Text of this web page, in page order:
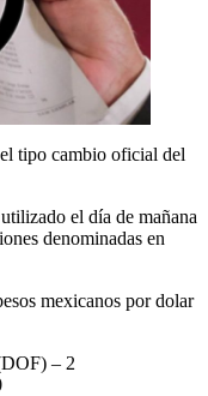
tipo cambio oficial del
el día de mañana
denominadas en
mexicanos por dolar
– 2